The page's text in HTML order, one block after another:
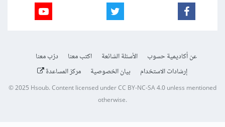
عن أكاديمية حسوب الأسئلة الشائعة اكتب معنا
درّب معنا
إرشادات الاستخدام
بيان الخصوصية مركز المساعدة
© 2025Hsoub.Content licensed underCC BY-NC-SA 4.0unless mentioned
otherwise.